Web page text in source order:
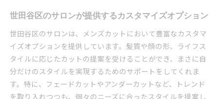
世田谷区のサロンが提供するカスタマイズオプション
世田谷区のサロンは、メンズカットにおいて豊富なカスタマ
イズオプションを提供しています。髪質や顔の形、ライフス
タイルに応じたカットの提案を受けることができ、まさに自
分だけのスタイルを実現するためのサポートをしてくれま
す。特に、フェードカットやアンダーカットなど、トレンド
を取り入れつつも、個々のニーズに合ったスタイルを提案し